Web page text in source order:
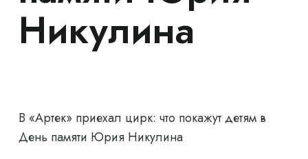
Никулина
В «Артек» приехал цирк: что покажут детям в
День памяти Юрия Никулина